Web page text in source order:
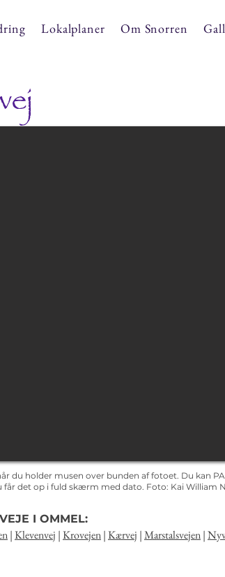
Lokalplaner Om Snorren
du holder musen over bunden af fotoet. Du kan
får det op i fuld skærm med dato. Foto: Kai William
I OMMEL:
|Klevenvej |Krovejen|Kærvej |Marstalsvejen|